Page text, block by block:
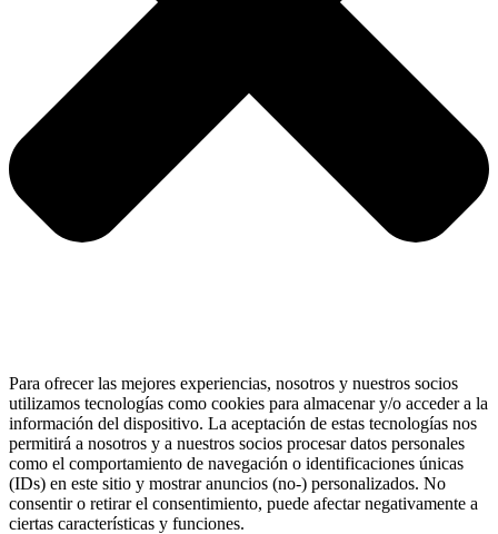
Para ofrecer las mejores experiencias, nosotros y nuestros socios
utilizamos tecnologías como cookies para almacenar y/o acceder a la
información del dispositivo. La aceptación de estas tecnologías nos
permitirá a nosotros y a nuestros socios procesar datos personales
como el comportamiento de navegación o identificaciones únicas
(IDs) en este sitio y mostrar anuncios (no-) personalizados. No
consentir o retirar el consentimiento, puede afectar negativamente a
ciertas características y funciones.